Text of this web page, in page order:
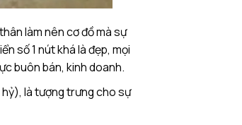
làm nên cơ đồ mà sự
số 1 nút khá là đẹp, mọi
buôn bán, kinh doanh.
là tượng trưng cho sự